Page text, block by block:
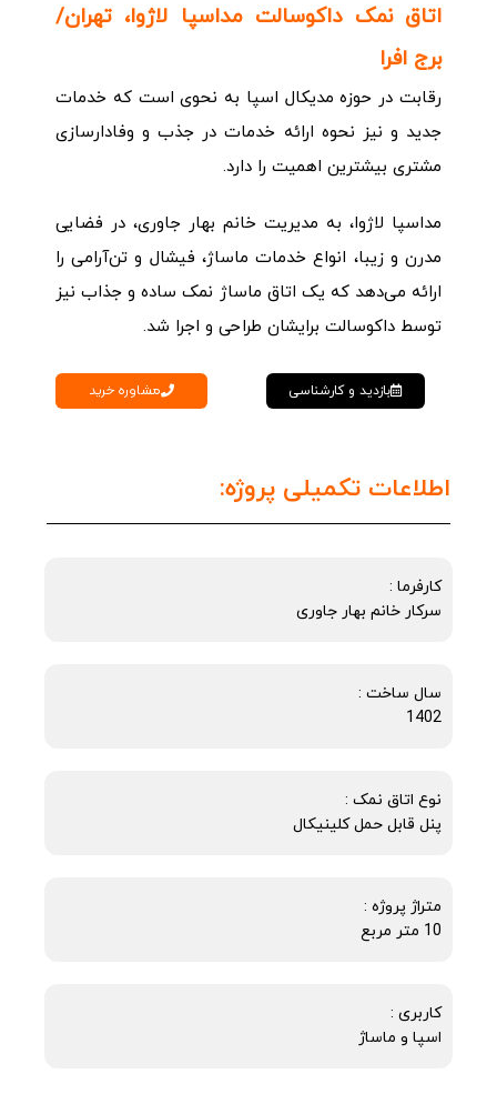
اتاق نمک داکوسالت مداسپا لاژوا، تهران/
برج افرا
رقابت در حوزه مدیکال اسپا به نحوی است که خدمات
جدید و نیز نحوه ارائه خدمات در جذب و وفادارسازی
مشتری بیشترین اهمیت را دارد.
مداسپا لاژوا، به مدیریت خانم بهار جاوری، در فضایی
مدرن و زیبا، انواع خدمات ماساژ، فیشال و تن‌آرامی را
ارائه می‌دهد که یک اتاق ماساژ نمک ساده و جذاب نیز
توسط داکوسالت برایشان طراحی و اجرا شد.
بازدید و کارشناسی مشاوره خرید
اطلاعات تکمیلی پروژه:
کارفرما :
سرکار خانم بهار جاوری
سال ساخت :
1402
نوع اتاق نمک :
پنل قابل حمل کلینیکال
متراژ پروژه :
10 متر مربع
کاربری :
اسپا و ماساژ